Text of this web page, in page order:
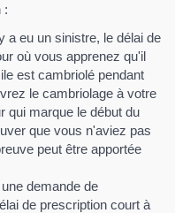
:
a eu un sinistre, le délai de
où vous apprenez qu'il
est cambriolé pendant
le cambriolage à votre
qui marque le début du
que vous n'aviez pas
peut être apportée
demande de
de prescription court à